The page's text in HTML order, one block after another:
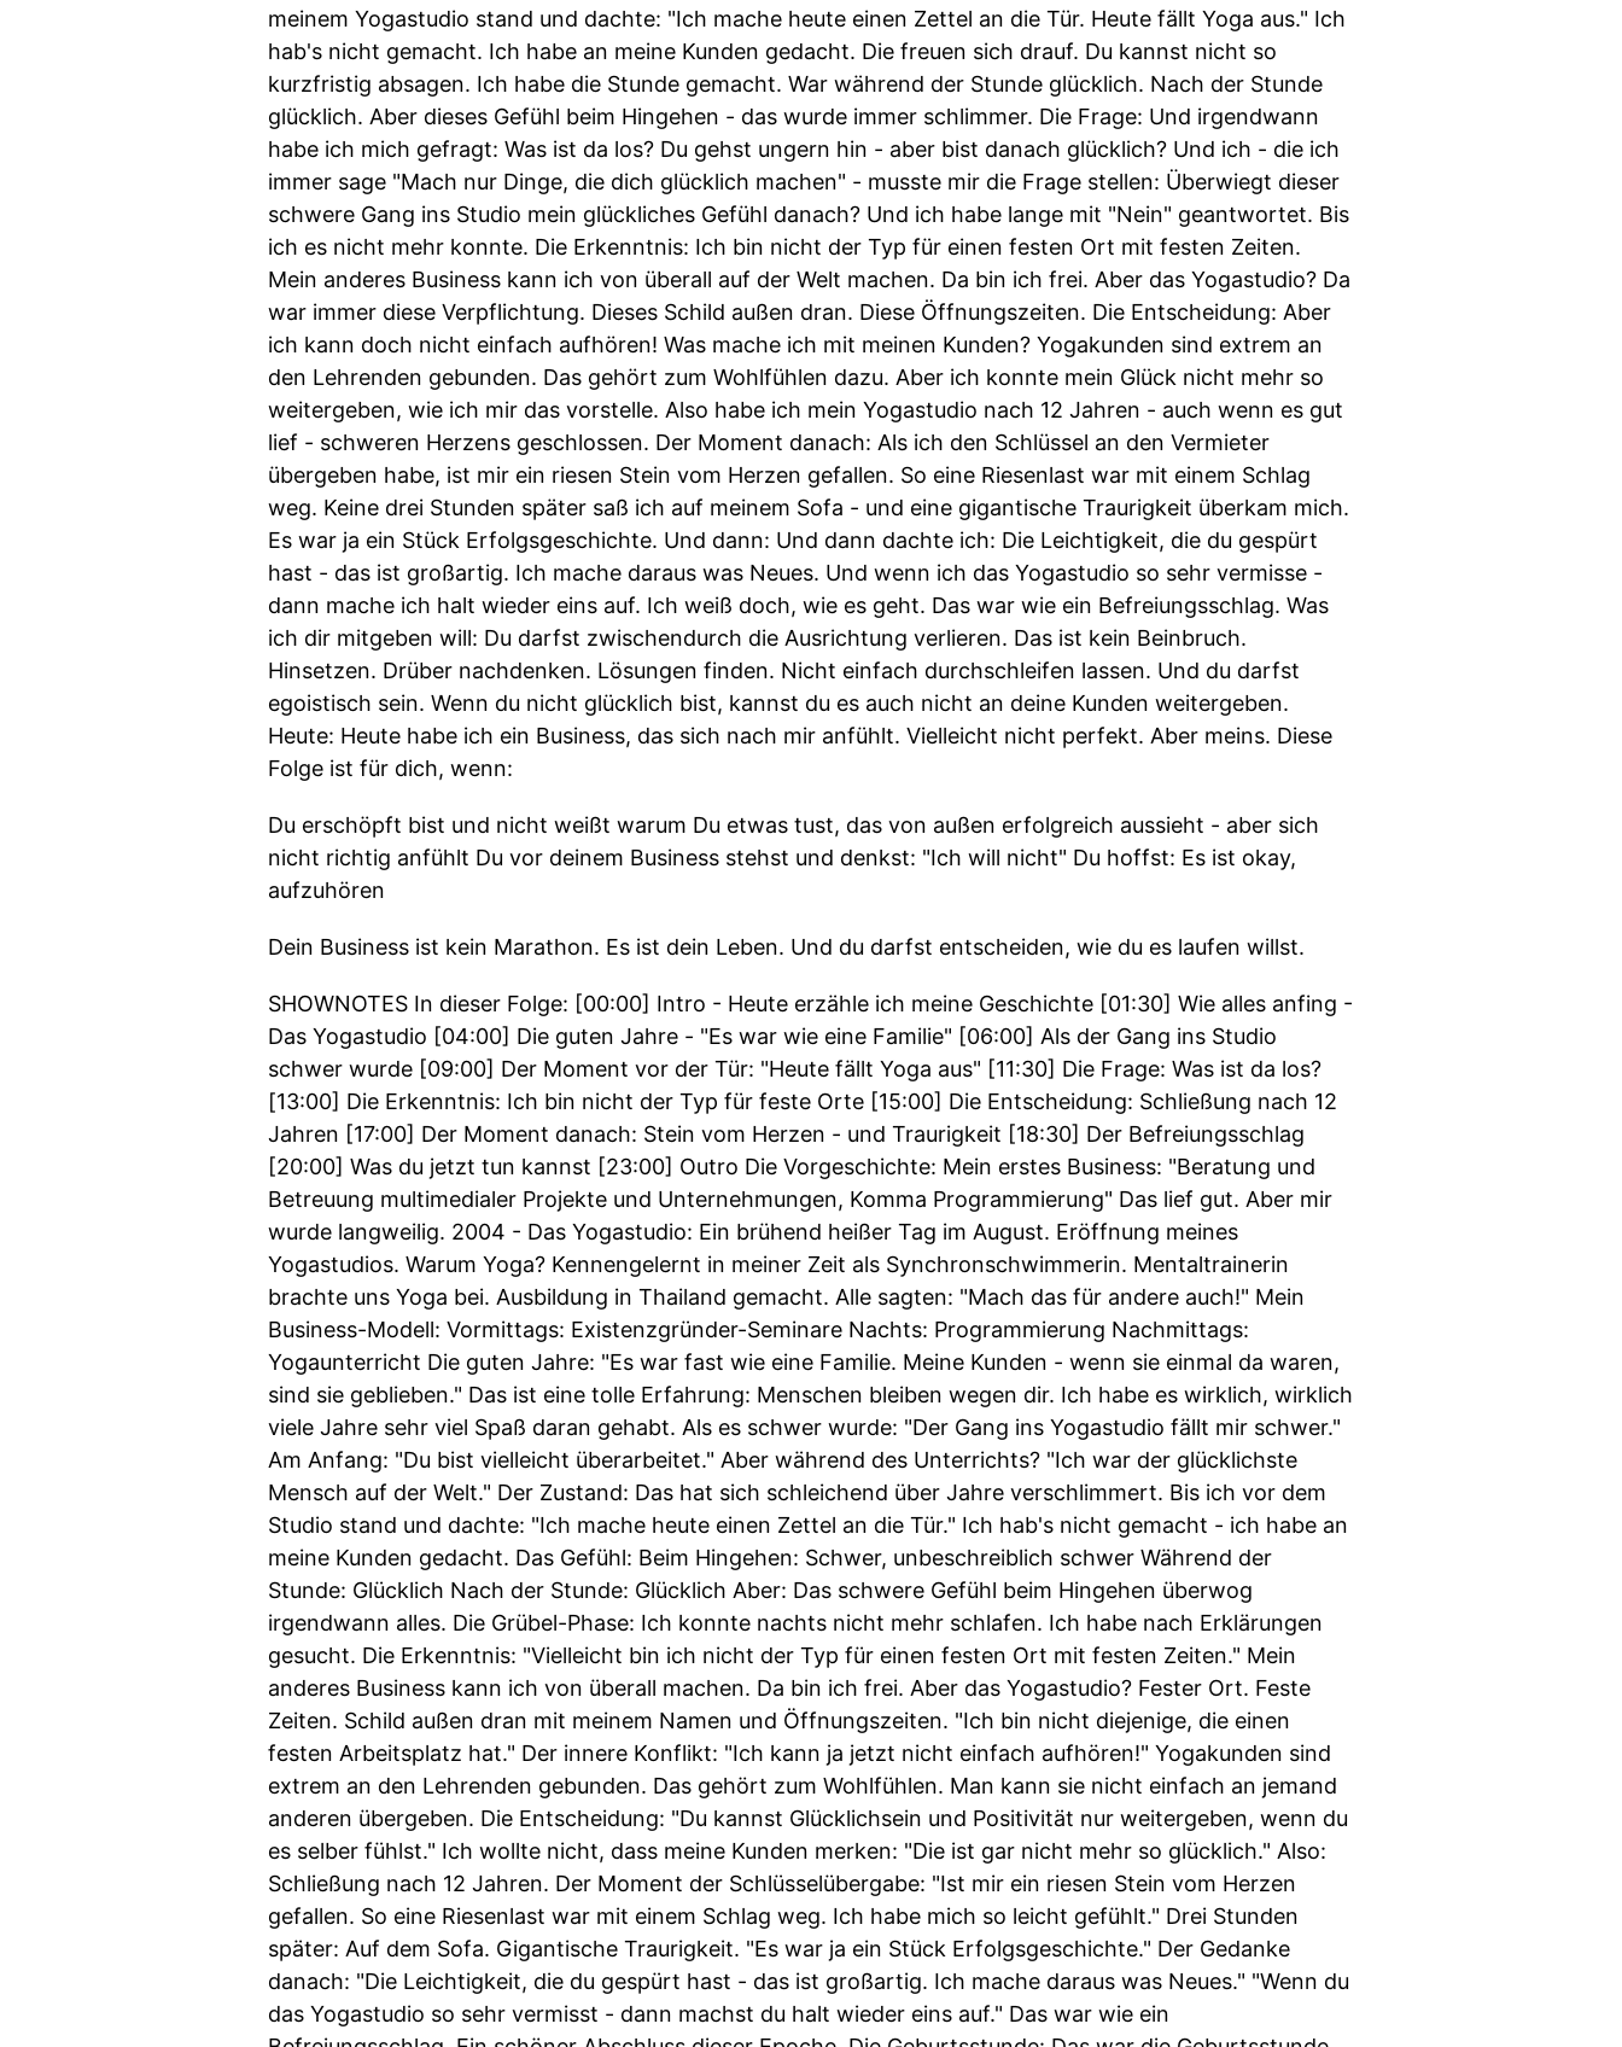
meinem Yogastudio stand und dachte: "Ich mache heute einen Zettel an die Tür. Heute fällt Yoga aus." Ich
hab's nicht gemacht. Ich habe an meine Kunden gedacht. Die freuen sich drauf. Du kannst nicht so
kurzfristig absagen. Ich habe die Stunde gemacht. War während der Stunde glücklich. Nach der Stunde
glücklich. Aber dieses Gefühl beim Hingehen - das wurde immer schlimmer. Die Frage: Und irgendwann
habe ich mich gefragt: Was ist da los? Du gehst ungern hin - aber bist danach glücklich? Und ich - die ich
immer sage "Mach nur Dinge, die dich glücklich machen" - musste mir die Frage stellen: Überwiegt dieser
schwere Gang ins Studio mein glückliches Gefühl danach? Und ich habe lange mit "Nein" geantwortet. Bis
ich es nicht mehr konnte. Die Erkenntnis: Ich bin nicht der Typ für einen festen Ort mit festen Zeiten.
Mein anderes Business kann ich von überall auf der Welt machen. Da bin ich frei. Aber das Yogastudio? Da
war immer diese Verpflichtung. Dieses Schild außen dran. Diese Öffnungszeiten. Die Entscheidung: Aber
ich kann doch nicht einfach aufhören! Was mache ich mit meinen Kunden? Yogakunden sind extrem an
den Lehrenden gebunden. Das gehört zum Wohlfühlen dazu. Aber ich konnte mein Glück nicht mehr so
weitergeben, wie ich mir das vorstelle. Also habe ich mein Yogastudio nach 12 Jahren - auch wenn es gut
lief - schweren Herzens geschlossen. Der Moment danach: Als ich den Schlüssel an den Vermieter
übergeben habe, ist mir ein riesen Stein vom Herzen gefallen. So eine Riesenlast war mit einem Schlag
weg. Keine drei Stunden später saß ich auf meinem Sofa - und eine gigantische Traurigkeit überkam mich.
Es war ja ein Stück Erfolgsgeschichte. Und dann: Und dann dachte ich: Die Leichtigkeit, die du gespürt
hast - das ist großartig. Ich mache daraus was Neues. Und wenn ich das Yogastudio so sehr vermisse -
dann mache ich halt wieder eins auf. Ich weiß doch, wie es geht. Das war wie ein Befreiungsschlag. Was
ich dir mitgeben will: Du darfst zwischendurch die Ausrichtung verlieren. Das ist kein Beinbruch.
Hinsetzen. Drüber nachdenken. Lösungen finden. Nicht einfach durchschleifen lassen. Und du darfst
egoistisch sein. Wenn du nicht glücklich bist, kannst du es auch nicht an deine Kunden weitergeben.
Heute: Heute habe ich ein Business, das sich nach mir anfühlt. Vielleicht nicht perfekt. Aber meins. Diese
Folge ist für dich, wenn:
Du erschöpft bist und nicht weißt warum Du etwas tust, das von außen erfolgreich aussieht - aber sich
nicht richtig anfühlt Du vor deinem Business stehst und denkst: "Ich will nicht" Du hoffst: Es ist okay,
aufzuhören
Dein Business ist kein Marathon. Es ist dein Leben. Und du darfst entscheiden, wie du es laufen willst.
SHOWNOTES In dieser Folge: [00:00] Intro - Heute erzähle ich meine Geschichte [01:30] Wie alles anfing -
Das Yogastudio [04:00] Die guten Jahre - "Es war wie eine Familie" [06:00] Als der Gang ins Studio
schwer wurde [09:00] Der Moment vor der Tür: "Heute fällt Yoga aus" [11:30] Die Frage: Was ist da los?
[13:00] Die Erkenntnis: Ich bin nicht der Typ für feste Orte [15:00] Die Entscheidung: Schließung nach 12
Jahren [17:00] Der Moment danach: Stein vom Herzen - und Traurigkeit [18:30] Der Befreiungsschlag
[20:00] Was du jetzt tun kannst [23:00] Outro Die Vorgeschichte: Mein erstes Business: "Beratung und
Betreuung multimedialer Projekte und Unternehmungen, Komma Programmierung" Das lief gut. Aber mir
wurde langweilig. 2004 - Das Yogastudio: Ein brühend heißer Tag im August. Eröffnung meines
Yogastudios. Warum Yoga? Kennengelernt in meiner Zeit als Synchronschwimmerin. Mentaltrainerin
brachte uns Yoga bei. Ausbildung in Thailand gemacht. Alle sagten: "Mach das für andere auch!" Mein
Business-Modell: Vormittags: Existenzgründer-Seminare Nachts: Programmierung Nachmittags:
Yogaunterricht Die guten Jahre: "Es war fast wie eine Familie. Meine Kunden - wenn sie einmal da waren,
sind sie geblieben." Das ist eine tolle Erfahrung: Menschen bleiben wegen dir. Ich habe es wirklich, wirklich
viele Jahre sehr viel Spaß daran gehabt. Als es schwer wurde: "Der Gang ins Yogastudio fällt mir schwer."
Am Anfang: "Du bist vielleicht überarbeitet." Aber während des Unterrichts? "Ich war der glücklichste
Mensch auf der Welt." Der Zustand: Das hat sich schleichend über Jahre verschlimmert. Bis ich vor dem
Studio stand und dachte: "Ich mache heute einen Zettel an die Tür." Ich hab's nicht gemacht - ich habe an
meine Kunden gedacht. Das Gefühl: Beim Hingehen: Schwer, unbeschreiblich schwer Während der
Stunde: Glücklich Nach der Stunde: Glücklich Aber: Das schwere Gefühl beim Hingehen überwog
irgendwann alles. Die Grübel-Phase: Ich konnte nachts nicht mehr schlafen. Ich habe nach Erklärungen
gesucht. Die Erkenntnis: "Vielleicht bin ich nicht der Typ für einen festen Ort mit festen Zeiten." Mein
anderes Business kann ich von überall machen. Da bin ich frei. Aber das Yogastudio? Fester Ort. Feste
Zeiten. Schild außen dran mit meinem Namen und Öffnungszeiten. "Ich bin nicht diejenige, die einen
festen Arbeitsplatz hat." Der innere Konflikt: "Ich kann ja jetzt nicht einfach aufhören!" Yogakunden sind
extrem an den Lehrenden gebunden. Das gehört zum Wohlfühlen. Man kann sie nicht einfach an jemand
anderen übergeben. Die Entscheidung: "Du kannst Glücklichsein und Positivität nur weitergeben, wenn du
es selber fühlst." Ich wollte nicht, dass meine Kunden merken: "Die ist gar nicht mehr so glücklich." Also:
Schließung nach 12 Jahren. Der Moment der Schlüsselübergabe: "Ist mir ein riesen Stein vom Herzen
gefallen. So eine Riesenlast war mit einem Schlag weg. Ich habe mich so leicht gefühlt." Drei Stunden
später: Auf dem Sofa. Gigantische Traurigkeit. "Es war ja ein Stück Erfolgsgeschichte." Der Gedanke
danach: "Die Leichtigkeit, die du gespürt hast - das ist großartig. Ich mache daraus was Neues." "Wenn du
das Yogastudio so sehr vermisst - dann machst du halt wieder eins auf." Das war wie ein